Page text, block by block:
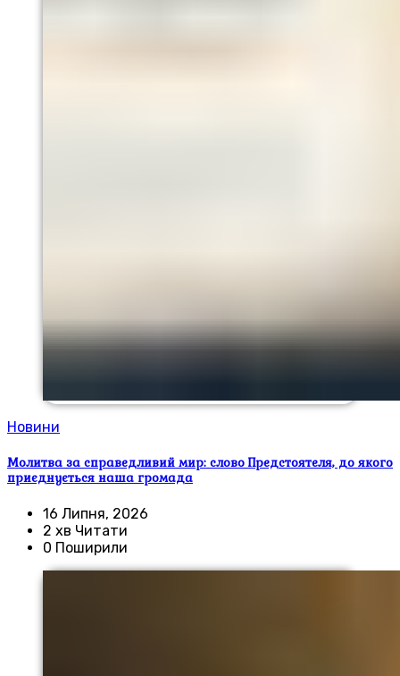
Новини
Молитва за справедливий мир: слово Предстоятеля, до якого
приєднується наша громада
16 Липня, 2026
2 хв Читати
0 Поширили